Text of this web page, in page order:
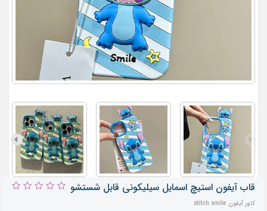
قاب آیفون استیچ اسمایل سیلیکونی قابل شستشو
کاور آیفون stitch smile